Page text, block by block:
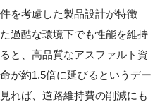
を考慮した製品設計が特徴
過酷な環境下でも性能を維持
と、高品質なアスファルト資
が約1.5倍に延びるというデー
れば、道路維持費の削減にも